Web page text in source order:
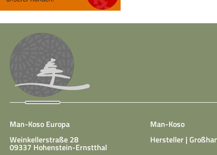
Man-Koso Europa
Weinkellerstraße 28
09337 Hohenstein-Ernstthal
Man-Koso
Hersteller |